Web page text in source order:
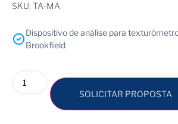
SKU: TA-MA
Dispositivo de análise para
Brookfield
SOLICITAR PROPOSTA